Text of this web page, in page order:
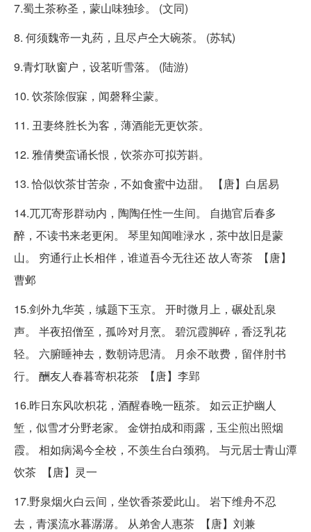
7.蜀土茶称圣，蒙山味独珍。 (文同)
8. 何须魏帝一丸药，且尽卢仝大碗茶。 (苏轼)
9.青灯耿窗户，设茗听雪落。 (陆游)
10. 饮茶除假寐，闻磬释尘蒙。
11. 丑妻终胜长为客，薄酒能无更饮茶。
12. 雅倩樊蛮诵长恨，饮茶亦可拟芳斟。
13. 恰似饮茶甘苦杂，不如食蜜中边甜。 【唐】白居易
14.兀兀寄形群动内，陶陶任性一生间。 自抛官后春多
醉，不读书来老更闲。 琴里知闻唯渌水，茶中故旧是蒙
山。 穷通行止长相伴，谁道吾今无往还 故人寄茶 【唐】
曹邺
15.剑外九华英，缄题下玉京。 开时微月上，碾处乱泉
声。 半夜招僧至，孤吟对月烹。 碧沉霞脚碎，香泛乳花
轻。 六腑睡神去，数朝诗思清。 月余不敢费，留伴肘书
行。 酬友人春暮寄枳花茶 【唐】李郢
16.昨日东风吹枳花，酒醒春晚一瓯茶。 如云正护幽人
堑，似雪才分野老家。 金饼拍成和雨露，玉尘煎出照烟
霞。 相如病渴今全校，不羡生台白颈鸦。 与元居士青山潭
饮茶 【唐】灵一
17.野泉烟火白云间，坐饮香茶爱此山。 岩下维舟不忍
去，青溪流水暮潺潺。 从弟舍人惠茶 【唐】刘兼